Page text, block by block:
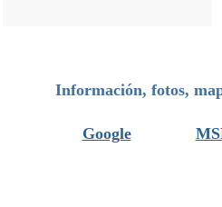
Información, fotos,
Google